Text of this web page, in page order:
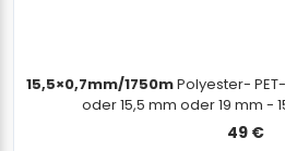
15,5×0,7mm/1750mPolyester-
oder 15,5 mm oder 19 mm -
49 €